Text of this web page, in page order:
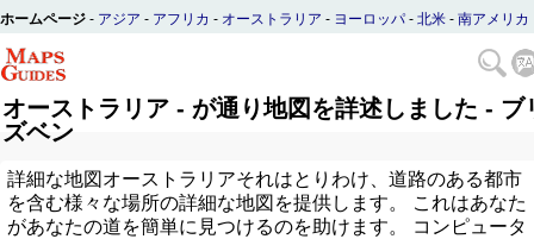
ホームページ - アジア - アフリカ - オーストラリア - ヨーロッパ - 北米 - 南アメリカ
オーストラリア - が通り地図を詳述しました - ブ
ズベン
詳細な地図オーストラリアそれはとりわけ、道路のある都市
を含む様々な場所の詳細な地図を提供します。 これはあなた
があなたの道を簡単に見つけるのを助けます。 コンピュータ